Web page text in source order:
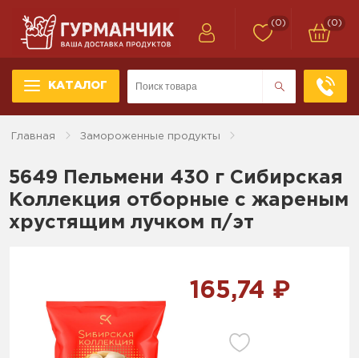
КАТАЛОГ
(0) (0)
Главная Замороженные продукты
5649 Пельмени 430 г Сибирская
Коллекция отборные с жареным
хрустящим лучком п/эт
165,74 ₽